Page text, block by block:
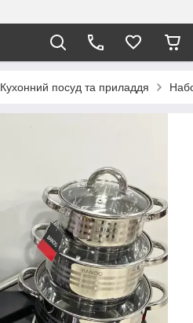
Кухонний посуд та приладдя